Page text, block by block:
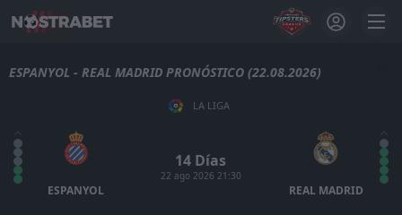
ESPANYOL - REAL MADRID PRONÓSTICO (22.08.2026)
LA LIGA
ESPANYOL
14 Días
22 ago 2026 21:30
REAL MADRID